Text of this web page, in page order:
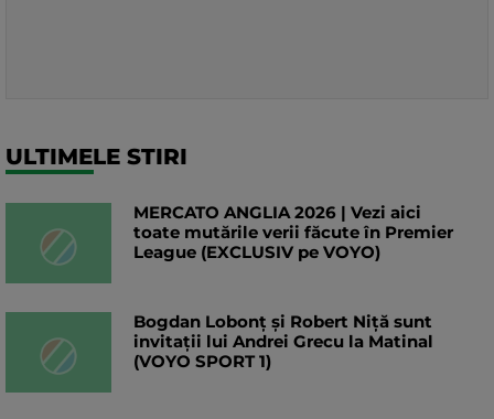
ULTIMELE STIRI
MERCATO ANGLIA 2026 | Vezi aici
toate mutările verii făcute în Premier
League (EXCLUSIV pe VOYO)
Bogdan Lobonț și Robert Niță sunt
invitații lui Andrei Grecu la Matinal
(VOYO SPORT 1)